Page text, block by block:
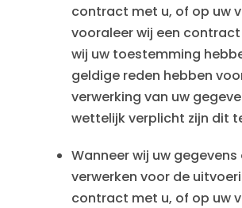
contract met u, of op uw
vooraleer wij een
wij uw toestemming
geldige reden hebben
verwerking van uw
wettelijk verplicht zijn dit
Wanneer wij uw
verwerken voor de
contract met u, of op uw